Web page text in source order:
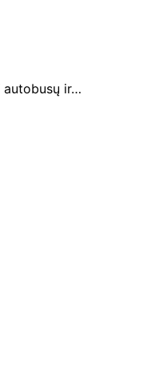
autobusų ir…